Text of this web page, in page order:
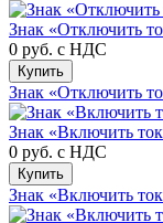
Знак «Отключить
0 руб. с НДС
Купить
Знак «Отключить
Знак «Включить ток
0 руб. с НДС
Купить
Знак «Включить ток